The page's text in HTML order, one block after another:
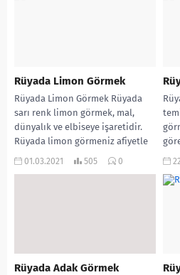
Rüyada Limon Görmek
Rüyada Limon Görmek Rüyada
sarı renk limon görmek, mal,
dünyalık ve elbiseye işaretidir.
Rüyada limon görmeniz afiyetle
tüketilen rızk ile...
01.03.2021 505 0
Rüyada Adak Görmek